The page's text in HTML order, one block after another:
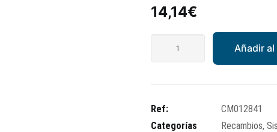
14,14€
cantidad
Añadir
Ref:
CM012841
Categorías
Recambios,